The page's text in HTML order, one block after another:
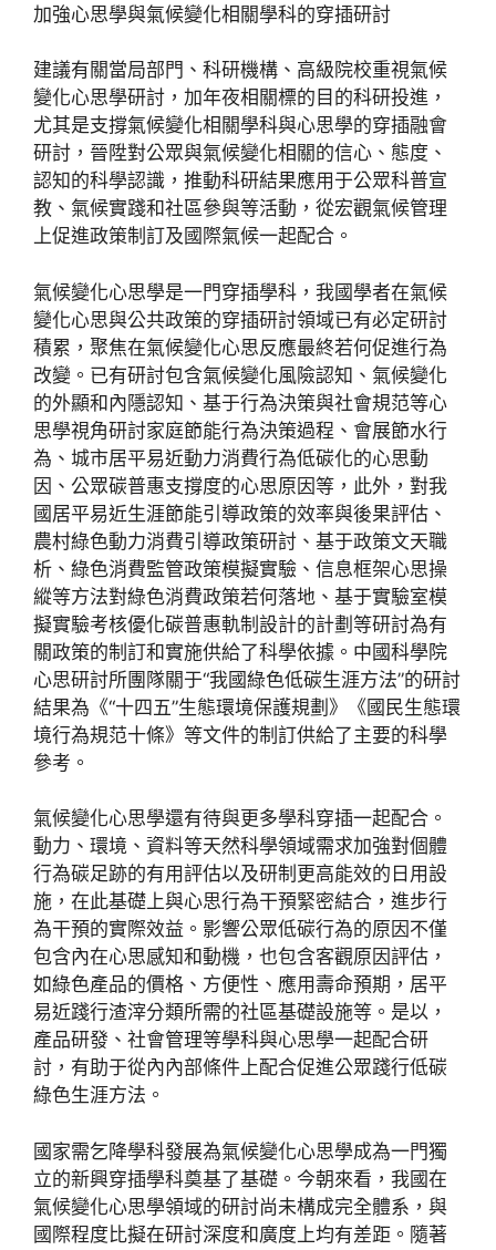
加強心思學與氣候變化相關學科的穿插研討
建議有關當局部門、科研機構、高級院校重視氣候
變化心思學研討，加年夜相關標的目的科研投進，
尤其是支撐氣候變化相關學科與心思學的穿插融會
研討，晉陞對公眾與氣候變化相關的信心、態度、
認知的科學認識，推動科研結果應用于公眾科普宣
教、氣候實踐和社區參與等活動，從宏觀氣候管理
上促進政策制訂及國際氣候一起配合。
氣候變化心思學是一門穿插學科，我國學者在氣候
變化心思與公共政策的穿插研討領域已有必定研討
積累，聚焦在氣候變化心思反應最終若何促進行為
改變。已有研討包含氣候變化風險認知、氣候變化
的外顯和內隱認知、基于行為決策與社會規范等心
思學視角研討家庭節能行為決策過程、會展節水行
為、城市居平易近動力消費行為低碳化的心思動
因、公眾碳普惠支撐度的心思原因等，此外，對我
國居平易近生涯節能引導政策的效率與後果評估、
農村綠色動力消費引導政策研討、基于政策文天職
析、綠色消費監管政策模擬實驗、信息框架心思操
縱等方法對綠色消費政策若何落地、基于實驗室模
擬實驗考核優化碳普惠軌制設計的計劃等研討為有
關政策的制訂和實施供給了科學依據。中國科學院
心思研討所團隊關于“我國綠色低碳生涯方法”的研討
結果為《“十四五”生態環境保護規劃》《國民生態環
境行為規范十條》等文件的制訂供給了主要的科學
參考。
氣候變化心思學還有待與更多學科穿插一起配合。
動力、環境、資料等天然科學領域需求加強對個體
行為碳足跡的有用評估以及研制更高能效的日用設
施，在此基礎上與心思行為干預緊密結合，進步行
為干預的實際效益。影響公眾低碳行為的原因不僅
包含內在心思感知和動機，也包含客觀原因評估，
如綠色產品的價格、方便性、應用壽命預期，居平
易近踐行渣滓分類所需的社區基礎設施等。是以，
產品研發、社會管理等學科與心思學一起配合研
討，有助于從內內部條件上配合促進公眾踐行低碳
綠色生涯方法。
國家需乞降學科發展為氣候變化心思學成為一門獨
立的新興穿插學科奠基了基礎。今朝來看，我國在
氣候變化心思學領域的研討尚未構成完全體系，與
國際程度比擬在研討深度和廣度上均有差距。隨著